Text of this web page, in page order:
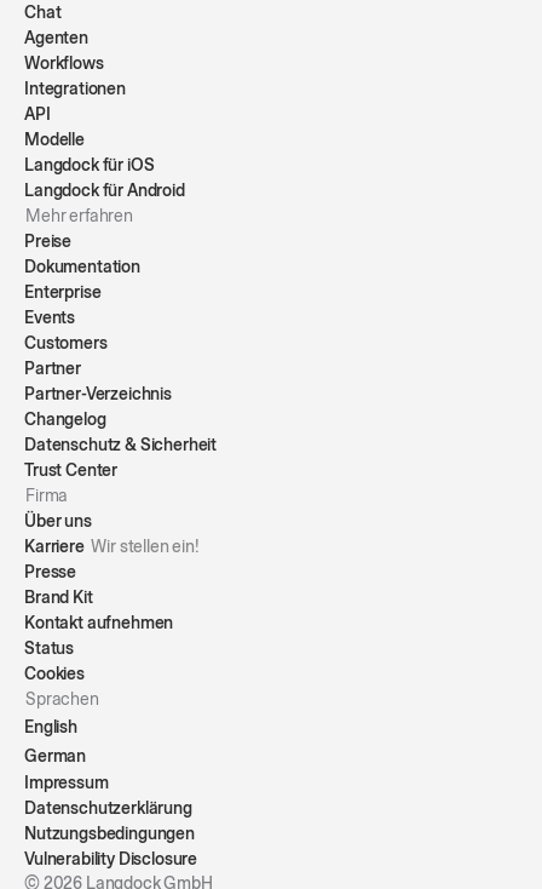
Chat
Agenten
Workflows
Integrationen
API
Modelle
Langdock für iOS
Langdock für Android
Mehr erfahren
Preise
Dokumentation
Enterprise
Events
Customers
Partner
Partner-Verzeichnis
Changelog
Datenschutz & Sicherheit
Trust Center
Firma
Über uns
KarriereWir stellen ein!
Presse
Brand Kit
Kontakt aufnehmen
Status
Cookies
Sprachen
English
German
© 2026 Langdock GmbH
Impressum
Datenschutzerklärung
Nutzungsbedingungen
Vulnerability Disclosure